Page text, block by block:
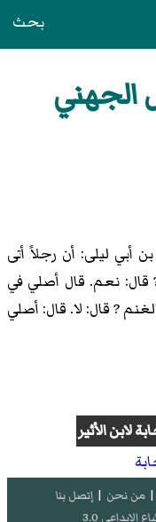
بحث
الجهني
أبي ليلى: أن رجلاً أتى
قال: نعم. قال أصلي في
? قال: لا. قال: أصلي
لابن الأثير
| من نحن | إتصل بنا
3.0